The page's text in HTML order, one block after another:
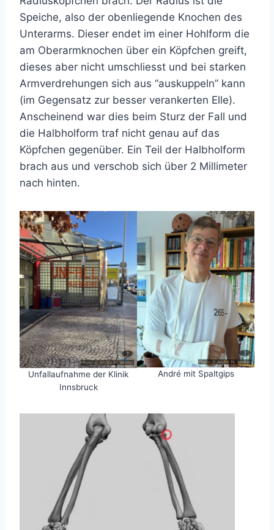
Speiche, also der obenliegende Knochen des
Unterarms. Dieser endet im einer Hohlform die
am Oberarmknochen über ein Köpfchen greift,
dieses aber nicht umschliesst und bei starken
Armverdrehungen sich aus “auskuppeln” kann
(im Gegensatz zur besser verankerten Elle).
Anscheinend war dies beim Sturz der Fall und
die Halbholform traf nicht genau auf das
Köpfchen gegenüber. Ein Teil der Halbholform
brach aus und verschob sich über 2 Millimeter
nach hinten.
Unfallaufnahme der Klinik
Innsbruck
André mit Spaltgips